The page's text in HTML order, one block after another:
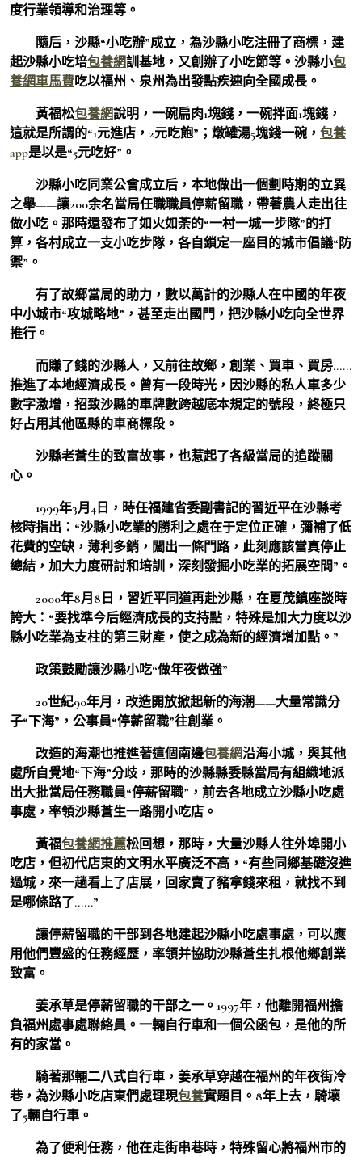
度行業領導和治理等。
隨后，沙縣“小吃辦”成立，為沙縣小吃注冊了商標，建
起沙縣小吃培包養網訓基地，又創辦了小吃節等。沙縣小包
養網車馬費吃以福州、泉州為出發點疾速向全國成長。
黃福松包養網說明，一碗扁肉1塊錢，一碗拌面1塊錢，
這就是所謂的“1元進店，2元吃飽”；燉罐湯5塊錢一碗， 包養
app是以是“5元吃好”。
沙縣小吃同業公會成立后，本地做出一個劃時期的立異
之舉——讓200余名當局任職職員停薪留職，帶著農人走出往
做小吃。那時還發布了如火如荼的“一村一城一步隊”的打
算，各村成立一支小吃步隊，各自鎖定一座目的城市倡議“防
禦”。
有了故鄉當局的助力，數以萬計的沙縣人在中國的年夜
中小城市“攻城略地”，甚至走出國門，把沙縣小吃向全世界
推行。
而賺了錢的沙縣人，又前往故鄉，創業、買車、買房……
推進了本地經濟成長。曾有一段時光，因沙縣的私人車多少
數字激增，招致沙縣的車牌數跨越底本規定的號段，終極只
好占用其他區縣的車商標段。
沙縣老蒼生的致富故事，也惹起了各級當局的追蹤關
心。
1999年3月4日，時任福建省委副書記的習近平在沙縣考
核時指出：“沙縣小吃業的勝利之處在于定位正確，彌補了低
花費的空缺，薄利多銷，闖出一條門路，此刻應該當真停止
總結，加大力度研討和培訓，深刻發掘小吃業的拓展空間”。
2000年8月8日，習近平同道再赴沙縣，在夏茂鎮座談時
誇大：“要找準今后經濟成長的支持點，特殊是加大力度以沙
縣小吃業為支柱的第三財產，使之成為新的經濟增加點。”
政策鼓勵讓沙縣小吃“做年夜做強”
20世紀90年月，改造開放掀起新的海潮——大量常識分
子“下海”，公事員“停薪留職”往創業。
改造的海潮也推進著這個南邊包養網沿海小城，與其他
處所自覺地“下海”分歧，那時的沙縣縣委縣當局有組織地派
出大批當局任務職員“停薪留職”，前去各地成立沙縣小吃處
事處，率領沙縣蒼生一路開小吃店。
黃福包養網推薦松回想，那時，大量沙縣人往外埠開小
吃店，但初代店東的文明水平廣泛不高，“有些同鄉基礎沒進
過城，來一趟看上了店展，回家賣了豬拿錢來租，就找不到
是哪條路了……”
讓停薪留職的干部到各地建起沙縣小吃處事處，可以應
用他們豐盛的任務經歷，率領并協助沙縣蒼生扎根他鄉創業
致富。
姜承草是停薪留職的干部之一。1997年，他離開福州擔
負福州處事處聯絡員。一輛自行車和一個公函包，是他的所
有的家當。
騎著那輛二八式自行車，姜承草穿越在福州的年夜街冷
巷，為沙縣小吃店東們處理現包養實題目。8年上去，騎壞
了5輛自行車。
為了便利任務，他在走街串巷時，特殊留心將福州市的